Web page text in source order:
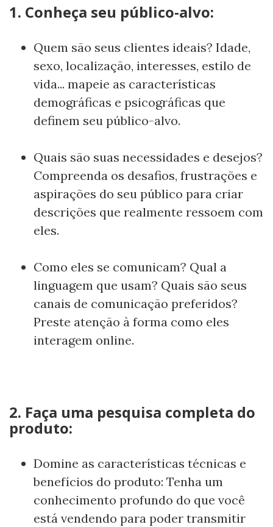
1. Conheça seu público-alvo:
Quem são seus clientes ideais? Idade,
sexo, localização, interesses, estilo de
vida... mapeie as características
demográficas e psicográficas que
definem seu público-alvo.
Quais são suas necessidades e desejos?
Compreenda os desafios, frustrações e
aspirações do seu público para criar
descrições que realmente ressoem com
eles.
Como eles se comunicam? Qual a
linguagem que usam? Quais são seus
canais de comunicação preferidos?
Preste atenção à forma como eles
interagem online.
2. Faça uma pesquisa completa do
produto:
Domine as características técnicas e
benefícios do produto: Tenha um
conhecimento profundo do que você
está vendendo para poder transmitir